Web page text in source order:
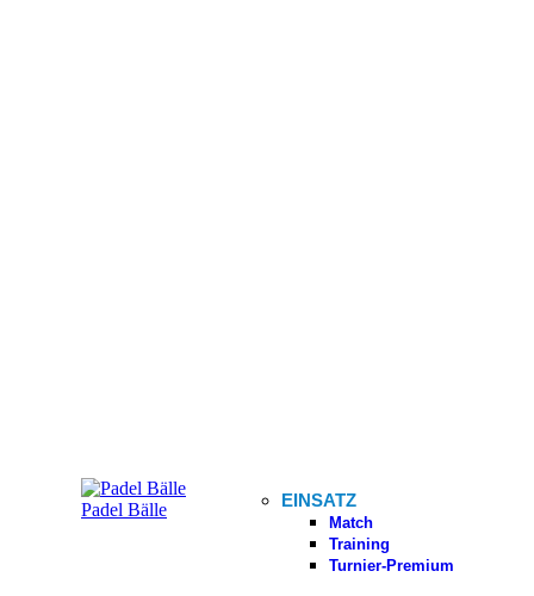
Padel Bälle EINSATZ
Match
Training
Turnier-Premium